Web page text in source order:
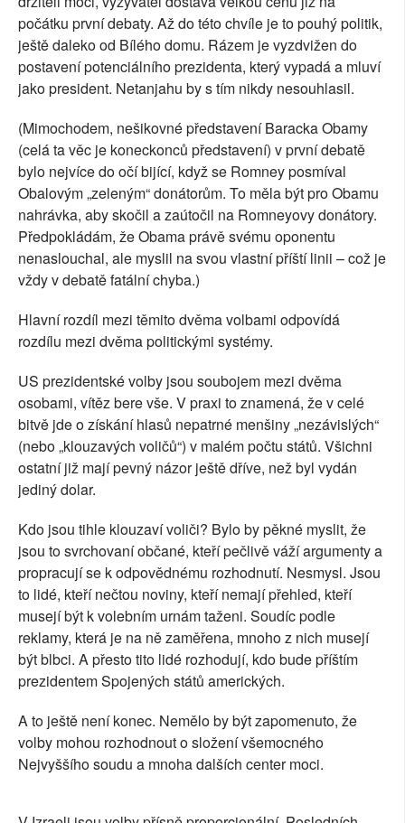
počátku první debaty. Až do této chvíle je to pouhý politik,
ještě daleko od Bílého domu. Rázem je vyzdvižen do
postavení potenciálního prezidenta, který vypadá a mluví
jako president. Netanjahu by s tím nikdy nesouhlasil.
(Mimochodem, nešikovné představení Baracka Obamy
(celá ta věc je koneckonců představení) v první debatě
bylo nejvíce do očí bijící, když se Romney posmíval
Obalovým „zeleným“ donátorům. To měla být pro Obamu
nahrávka, aby skočil a zaútočil na Romneyovy donátory.
Předpokládám, že Obama právě svému oponentu
nenaslouchal, ale myslil na svou vlastní příští linii – což je
vždy v debatě fatální chyba.)
Hlavní rozdíl mezi těmito dvěma volbami odpovídá
rozdílu mezi dvěma politickými systémy.
US prezidentské volby jsou soubojem mezi dvěma
osobami, vítěz bere vše. V praxi to znamená, že v celé
bitvě jde o získání hlasů nepatrné menšiny „nezávislých“
(nebo „klouzavých voličů“) v malém počtu států. Všichni
ostatní již mají pevný názor ještě dříve, než byl vydán
jediný dolar.
Kdo jsou tihle klouzaví voliči? Bylo by pěkné myslit, že
jsou to svrchovaní občané, kteří pečlivě váží argumenty a
propracují se k odpovědnému rozhodnutí. Nesmysl. Jsou
to lidé, kteří nečtou noviny, kteří nemají přehled, kteří
musejí být k volebním urnám taženi. Soudíc podle
reklamy, která je na ně zaměřena, mnoho z nich musejí
být blbci. A přesto tito lidé rozhodují, kdo bude příštím
prezidentem Spojených států amerických.
A to ještě není konec. Nemělo by být zapomenuto, že
volby mohou rozhodnout o složení všemocného
Nejvyššího soudu a mnoha dalších center moci.